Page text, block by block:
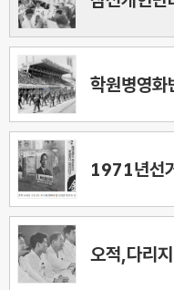
학원병영화
1971년선
오적,다리